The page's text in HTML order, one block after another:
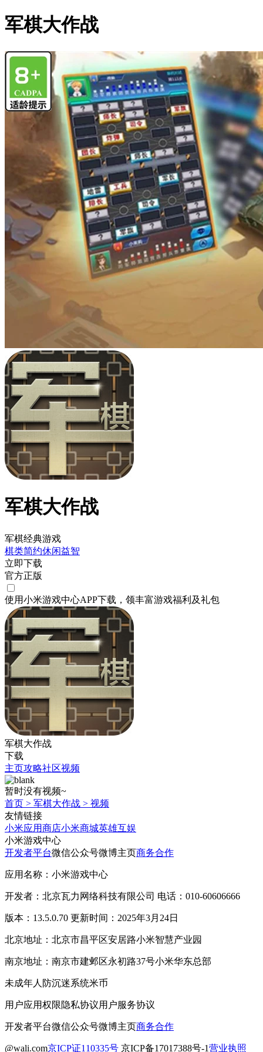
军棋大作战
军棋大作战
军棋经典游戏
棋类简约休闲益智
立即下载
官方正版
使用小米游戏中心APP下载 ，领丰富游戏福利 及礼包
军棋大作战
下载
主页攻略社区视频
暂时没有视频~
首页 > 军棋大作战 > 视频
友情链接
小米应用商店小米商城英雄互娱
小米游戏中心
开发者平台微信公众号微博主页商务合作
应用名称：小米游戏中心
开发者：北京瓦力网络科技有限公司 电话：010-60606666
版本：13.5.0.70 更新时间：2025年3月24日
北京地址：北京市昌平区安居路小米智慧产业园
南京地址：南京市建邺区永初路37号小米华东总部
未成年人防沉迷系统米币
用户应用权限隐私协议用户服务协议
开发者平台微信公众号微博主页商务合作
@wali.com京ICP证110335号 京ICP备17017388号-1营业执照